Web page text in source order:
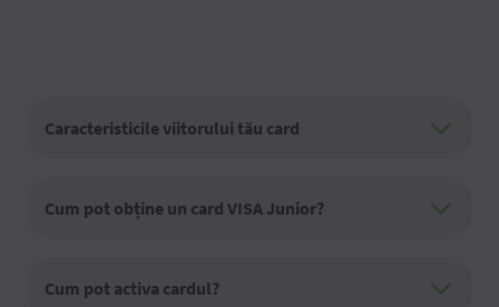
Caracteristicile viitorului tău card
Cum pot obține un card VISA Junior?
Cum pot activa cardul?